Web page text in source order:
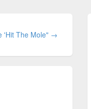
'Hit The Mole" →